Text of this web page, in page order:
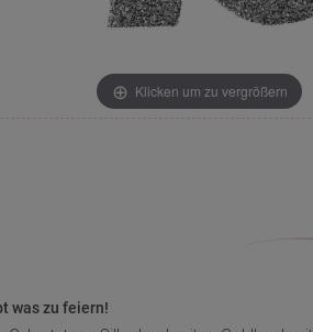
Klicken um zu vergrößern
was zu feiern!